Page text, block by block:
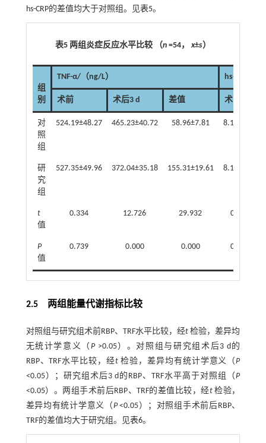
hs-CRP的差值均大于对照组。见表5。
表5 两组炎症反应水平比较 （n=54， x±s）
组
别
TNF-α/（ng/L） hs-CRP/（
术前 术后3 d 差值 术前
对
照
组
524.19±48.27 465.23±40.72 58.96±7.81 8.12±1.96
研
究
组
527.35±49.96 372.04±35.18 155.31±19.61 8.19±1.93
t
值
0.334 12.726 29.932 0.187
P
值
0.739 0.000 0.000 0.852
2.5 两组能量代谢指标比较
对照组与研究组术前RBP、TRF水平比较，经t 检验，差异均
无统计学意义（ P>0.05）。对照组与研究组术后3 d的
RBP、TRF水平比较，经t 检验，差异均有统计学意义（P
<0.05）；研究组术后3 d的RBP、TRF水平高于对照组（P
<0.05）。两组手术前后RBP、TRF的差值比较，经t检验，
差异均有统计学意义（P<0.05）；对照组手术前后RBP、
TRF的差值均大于研究组。见表6。